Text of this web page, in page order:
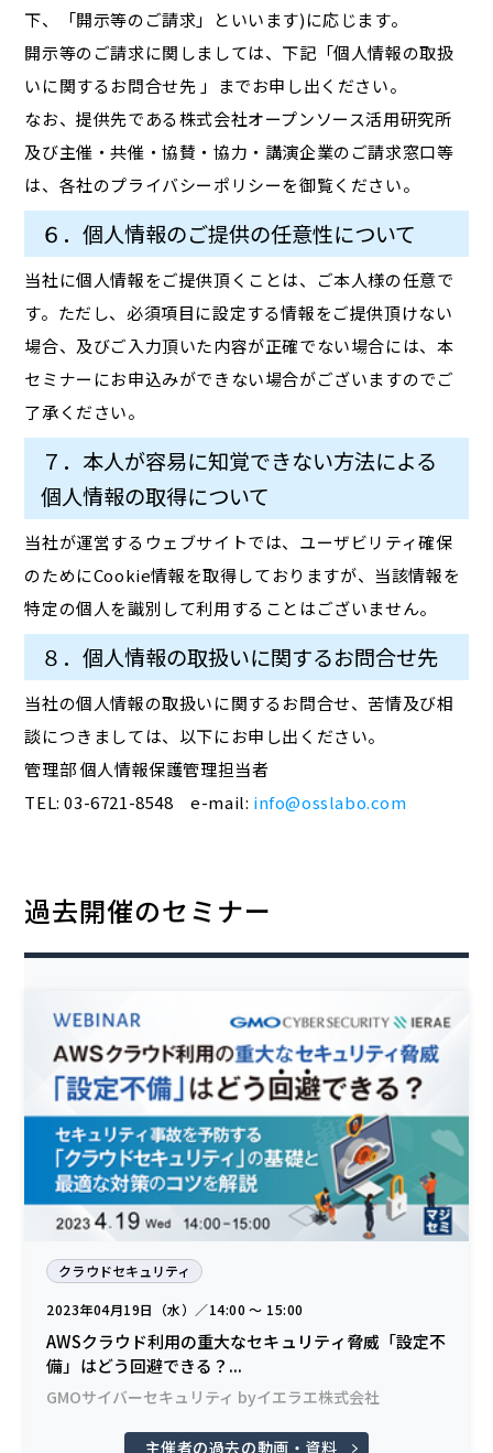
下、「開示等のご請求」といいます)に応じます。
開示等のご請求に関しましては、下記「個人情報の取扱
いに関するお問合せ先 」までお申し出ください。
なお、提供先である株式会社オープンソース活用研究所
及び主催・共催・協賛・協力・講演企業のご請求窓口等
は、各社のプライバシーポリシーを御覧ください。
６．個人情報のご提供の任意性について
当社に個人情報をご提供頂くことは、ご本人様の任意で
す。ただし、必須項目に設定する情報をご提供頂けない
場合、及びご入力頂いた内容が正確でない場合には、本
セミナーにお申込みができない場合がございますのでご
了承ください。
７．本人が容易に知覚できない方法による
個人情報の取得について
当社が運営するウェブサイトでは、ユーザビリティ確保
のためにCookie情報を取得しておりますが、当該情報を
特定の個人を識別して利用することはございません。
８．個人情報の取扱いに関するお問合せ先
当社の個人情報の取扱いに関するお問合せ、苦情及び相
談につきましては、以下にお申し出ください。
管理部 個人情報保護管理担当者
TEL: 03-6721-8548 e-mail: info@osslabo.com
過去開催のセミナー
クラウドセキュリティ
2023年04月19日（水）／14:00 〜 15:00
AWSクラウド利用の重大なセキュリティ脅威「設定不
備」はどう回避できる？...
GMOサイバーセキュリティ byイエラエ株式会社
主催者の過去の動画・資料